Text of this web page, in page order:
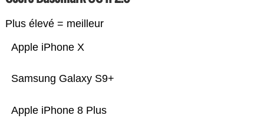
Plus élevé = meilleur
Apple iPhone 8 Plus
Samsung Galaxy S9+
Apple iPhone X